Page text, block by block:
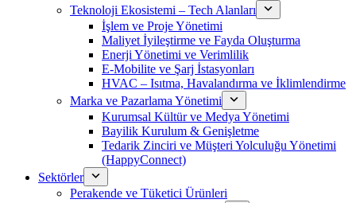
Teknoloji Ekosistemi – Tech Alanları
İşlem ve Proje Yönetimi
Maliyet İyileştirme ve Fayda Oluşturma
Enerji Yönetimi ve Verimlilik
E-Mobilite ve Şarj İstasyonları
HVAC – Isıtma, Havalandırma ve İklimlendirme
Marka ve Pazarlama Yönetimi
Kurumsal Kültür ve Medya Yönetimi
Bayilik Kurulum & Genişletme
Tedarik Zinciri ve Müşteri Yolculuğu Yönetimi
(HappyConnect)
Sektörler
Perakende ve Tüketici Ürünleri